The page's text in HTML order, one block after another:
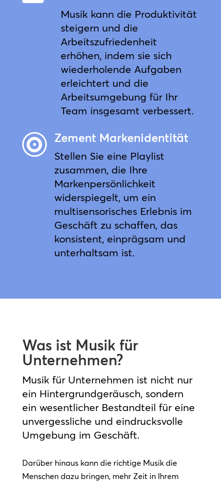
Musik kann die Produktivität
steigern und die
Arbeitszufriedenheit
erhöhen, indem sie sich
wiederholende Aufgaben
erleichtert und die
Arbeitsumgebung für Ihr
Team insgesamt verbessert.
 Zement Markenidentität
Stellen Sie eine Playlist
zusammen, die Ihre
Markenpersönlichkeit
widerspiegelt, um ein
multisensorisches Erlebnis im
Geschäft zu schaffen, das
konsistent, einprägsam und
unterhaltsam ist.
Was ist Musik für
Unternehmen?
Musik für Unternehmen ist nicht nur
ein Hintergrundgeräusch, sondern
ein wesentlicher Bestandteil für eine
unvergessliche und eindrucksvolle
Umgebung im Geschäft.
Darüber hinaus kann die richtige Musik die
Menschen dazu bringen, mehr Zeit in Ihrem